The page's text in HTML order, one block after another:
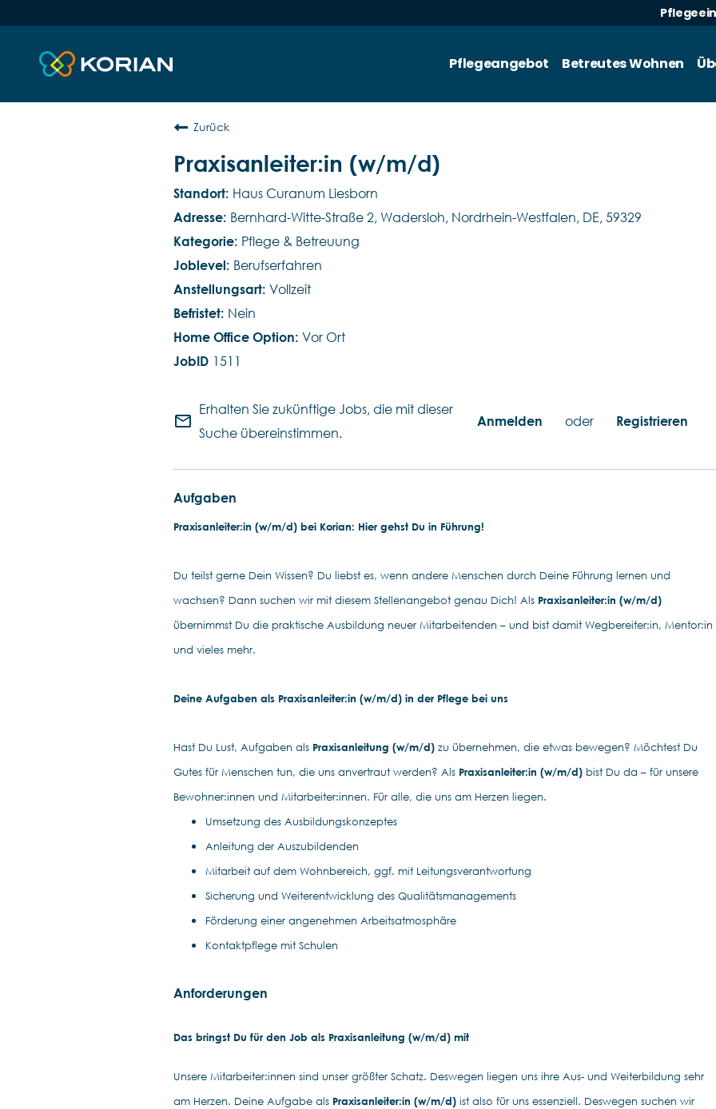
Pflegeangebot Betreutes Wohnen
Zurück
Praxisanleiter:in (w/m/d)
Haus Curanum Liesborn
Bernhard-Witte-Straße 2, Wadersloh, Nordrhein-Westfalen, DE, 59329
Pflege & Betreuung
Berufserfahren
Vollzeit
Nein
Vor Ort
1511
mail_outline
Erhalten Sie zukünftige Jobs, die mit dieser
Suche übereinstimmen.
Anmelden oder Registrieren
Aufgaben
Praxisanleiter:in (w/m/d) bei Korian: Hier gehst Du in Führung!
Du teilst gerne Dein Wissen? Du liebst es, wenn andere Menschen durch Deine Führung lernen und
wachsen? Dann suchen wir mit diesem Stellenangebot genau Dich! Als Praxisanleiter:in (w/m/d)
übernimmst Du die praktische Ausbildung neuer Mitarbeitenden – und bist damit Wegbereiter:in, Mentor:in
und vieles mehr.
Deine Aufgaben als Praxisanleiter:in (w/m/d) in der Pflege bei uns
Hast Du Lust, Aufgaben als Praxisanleitung (w/m/d) zu übernehmen, die etwas bewegen? Möchtest Du
Gutes für Menschen tun, die uns anvertraut werden? Als Praxisanleiter:in (w/m/d) bist Du da – für unsere
Bewohner:innen und Mitarbeiter:innen. Für alle, die uns am Herzen liegen.
Umsetzung des Ausbildungskonzeptes
Anleitung der Auszubildenden
Mitarbeit auf dem Wohnbereich, ggf. mit Leitungsverantwortung
Sicherung und Weiterentwicklung des Qualitätsmanagements
Förderung einer angenehmen Arbeitsatmosphäre
Kontaktpflege mit Schulen
Anforderungen
Das bringst Du für den Job als Praxisanleitung (w/m/d) mit
Unsere Mitarbeiter:innen sind unser größter Schatz. Deswegen liegen uns ihre Aus- und Weiterbildung sehr
am Herzen. Deine Aufgabe als Praxisanleiter:in (w/m/d) ist also für uns essenziell. Deswegen suchen wir